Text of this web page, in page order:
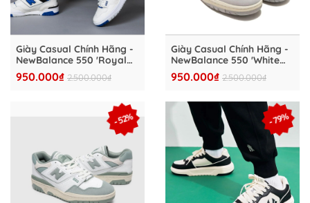
Giày Casual Chính Hãng -
NewBalance 550 'Royal
Blue' - BB550VTA
950.000₫ 2.500.000₫
Giày Casual Chính Hãng -
NewBalance 550 'White
With Raincloud' -
BB550NEA
950.000₫ 2.500.000₫
- 52% - 79%